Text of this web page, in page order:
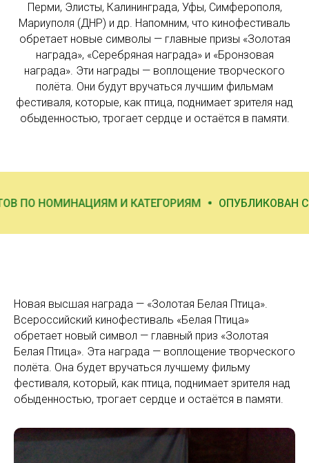
Перми, Элисты, Калининграда, Уфы, Симферополя,
Мариуполя (ДНР) и др. Напомним, что кинофестиваль
обретает новые символы — главные призы «Золотая
награда», «Серебряная награда» и «Бронзовая
награда». Эти награды — воплощение творческого
полёта. Они будут вручаться лучшим фильмам
фестиваля, которые, как птица, поднимает зрителя над
обыденностью, трогает сердце и остаётся в памяти.
И КАТЕГОРИЯМ ОПУБЛИКОВАН СПИСОК
Новая высшая награда — «Золотая Белая Птица».
Всероссийский кинофестиваль «Белая Птица»
обретает новый символ — главный приз «Золотая
Белая Птица». Эта награда — воплощение творческого
полёта. Она будет вручаться лучшему фильму
фестиваля, который, как птица, поднимает зрителя над
обыденностью, трогает сердце и остаётся в памяти.